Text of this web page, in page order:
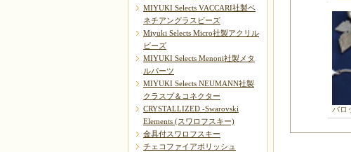
バロ
MIYUKI Selects VACCARI社製ベ
ネチアングラスビーズ
Miyuki Selects Micro社製アクリル
ビーズ
MIYUKI Selects Menoni社製メタ
ルパーツ
MIYUKI Selects NEUMANN社製
クラスプ＆コネクター
CRYSTALLIZED -Swarovski
Elements (スワロフスキー)
金具付スワロフスキー
チェコファイアポリッシュ